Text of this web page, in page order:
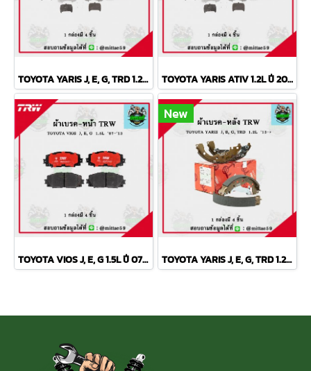
TOYOTA YARIS J, E, G, TRD 1.2L ปี 2013 TRW ผ้าเบรค (หน้า) TOYOTA YARIS ATIV 1.2L ปี 2013 ขึ้นไป TRW ผ้าเบรค (หน้า)
TOYOTA VIOS J, E, G 1.5L ปี 07-13 TRW ผ้าเบรค (หน้า)
New
TOYOTA YARIS J, E, G, TRD 1.2L ปี 2013 TRW ก้ามเบรค (หลัง)